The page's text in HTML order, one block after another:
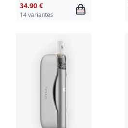
34.90 €
14 variantes